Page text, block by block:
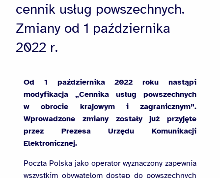
cennik usług powszechnych.
Zmiany od 1 października
2022 r.
Od 1 października 2022 roku nastąpi
modyfikacja „Cennika usług powszechnych
w obrocie krajowym i zagranicznym”.
Wprowadzone zmiany zostały już przyjęte
przez Prezesa Urzędu Komunikacji
Elektronicznej.
Poczta Polska jako operator wyznaczony zapewnia
wszystkim obywatelom dostęp do powszechnych